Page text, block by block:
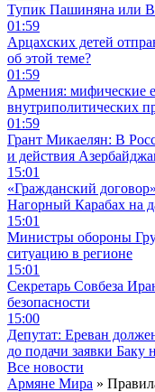
Тупик Пашиняна или
01:59
Арцахских детей
об этой теме?
01:59
Армения: мифические
внутриполитических
01:59
Грант Микаелян: В
и действия
15:01
«Гражданский
Нагорный Карабах на
15:01
Министры обороны
ситуацию в регионе
15:01
Секретарь Совбеза
безопасности
15:00
Депутат: Ереван
до подачи заявки Баку
Все новости
Армяне Мира »